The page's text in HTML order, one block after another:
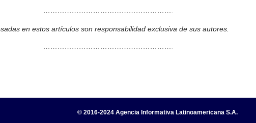
……………………………………………….
en estos artículos son responsabilidad exclusiva de sus autores.
……………………………………………….
© 2016-2024 Agencia Informativa Latinoamericana S.A.